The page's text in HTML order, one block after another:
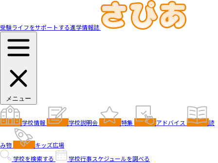
受験ライフをサポートする進学情報誌
メニュー
学校情報 学校説明会 特集 アドバイス 読
み物
キッズ広場
学校を検索する
学校行事スケジュールを調べる